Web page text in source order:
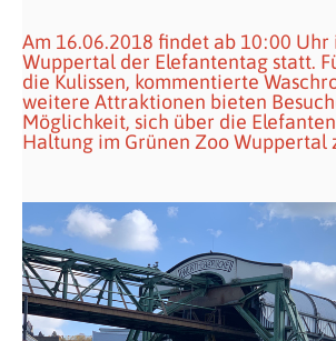
Am 16.06.2018 findet ab 10:00 Uhr
Wuppertal der Elefantentag statt.
die Kulissen, kommentierte
weitere Attraktionen bieten
Möglichkeit, sich über die
Haltung im Grünen Zoo Wuppertal